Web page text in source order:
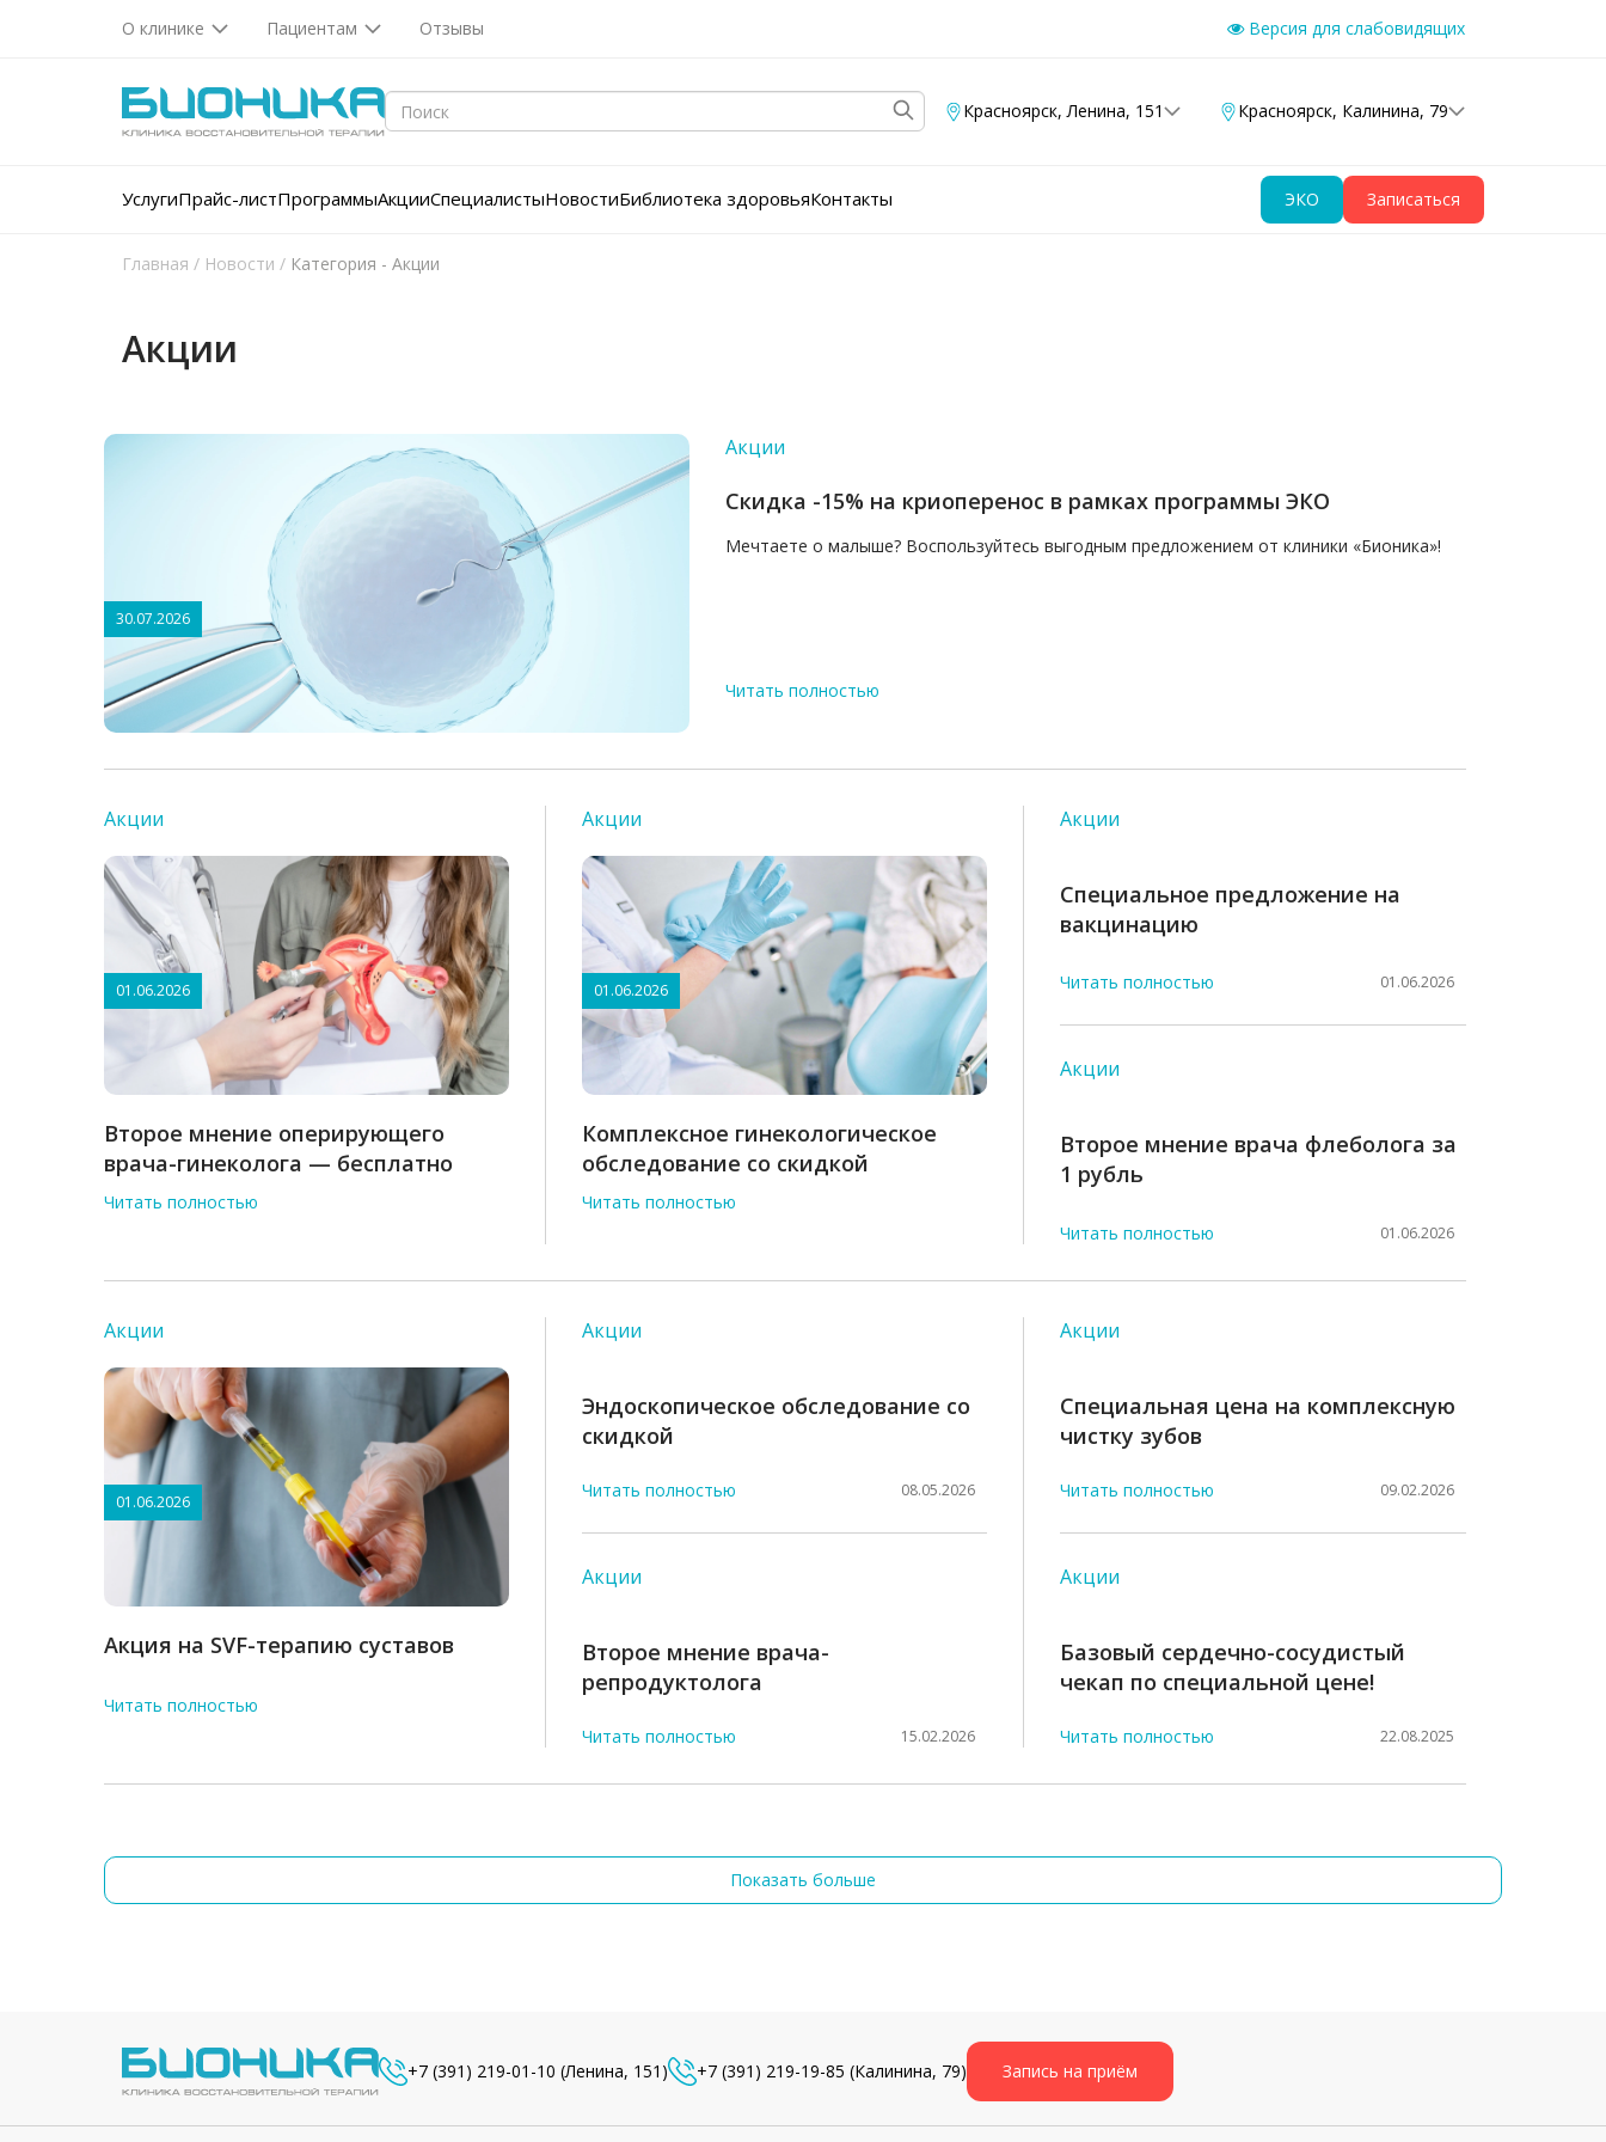
О клинике Пациентам Отзывы Версия для слабовидящих
Красноярск, Ленина, 151 Красноярск, Калинина, 79
УслугиПрайс-листПрограммыАкцииСпециалистыНовостиБиблиотека здоровьяКонтакты ЭКО Записаться
Главная / Новости / Категория - Акции
Акции
Акции
Скидка -15% на криоперенос в рамках программы ЭКО
Мечтаете о малыше? Воспользуйтесь выгодным предложением от клиники «Бионика»!
Читать полностью
30.07.2026
Акции
Второе мнение оперирующего
врача-гинеколога — бесплатно
Читать полностью
01.06.2026
Акции
Комплексное гинекологическое
обследование со скидкой
Читать полностью
01.06.2026
Акции
Специальное предложение на
вакцинацию
Читать полностью 01.06.2026
Акции
Второе мнение врача флеболога за
1 рубль
Читать полностью 01.06.2026
Акции
Акция на SVF-терапию суставов
Читать полностью
01.06.2026
Акции
Эндоскопическое обследование со
скидкой
Читать полностью 08.05.2026
Акции
Второе мнение врача-
репродуктолога
Читать полностью 15.02.2026
Акции
Специальная цена на комплексную
чистку зубов
Читать полностью 09.02.2026
Акции
Базовый сердечно-сосудистый
чекап по специальной цене!
Читать полностью 22.08.2025
Показать больше
+7 (391) 219-01-10 (Ленина, 151) +7 (391) 219-19-85 (Калинина, 79) Запись на приём